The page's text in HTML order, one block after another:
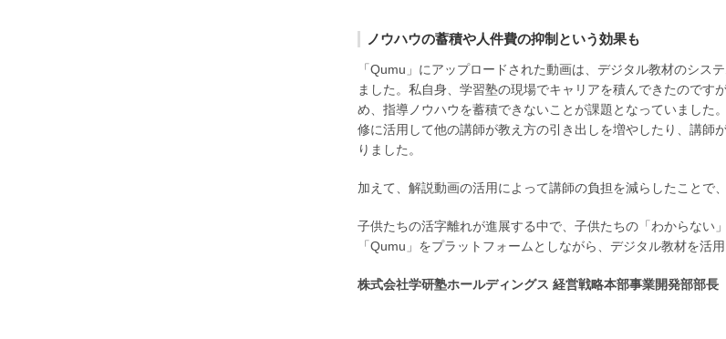
ノウハウの蓄積や人件費の抑制という効果も
「Qumu」にアップロードされた動画は、デジタル教材のシス
ました。私自身、学習塾の現場でキャリアを積んできたので
め、指導ノウハウを蓄積できないことが課題となっていまし
修に活用して他の講師が教え方の引き出しを増やしたり、講師
りました。
加えて、解説動画の活用によって講師の負担を減らしたことで
子供たちの活字離れが進展する中で、子供たちの「わからない
「Qumu」をプラットフォームとしながら、デジタル教材を活
株式会社学研塾ホールディングス 経営戦略本部事業開発部部